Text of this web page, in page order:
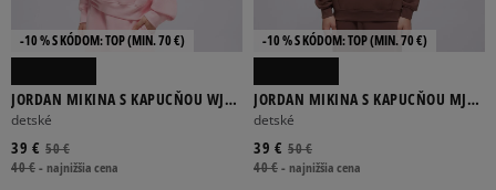
-10 % S KÓDOM: TOP (MIN. 70 €)
JORDAN MIKINA S KAPUCŇOU WJ
BRKN FLC PO HOODIE GIRL
detské
50 €
39 €
40 €-najnižšia cena
-10 % S KÓDOM: TOP (MIN. 70 €)
JORDAN MIKINA S KAPUCŇOU MJ
BRKLN FLC PO HOODIE BOY
detské
50 €
39 €
40 €-najnižšia cena